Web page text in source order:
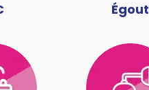
Égout